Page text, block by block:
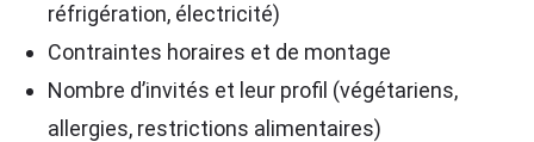
réfrigération, électricité)
Contraintes horaires et de montage
Nombre d’invités et leur profil (végétariens,
allergies, restrictions alimentaires)